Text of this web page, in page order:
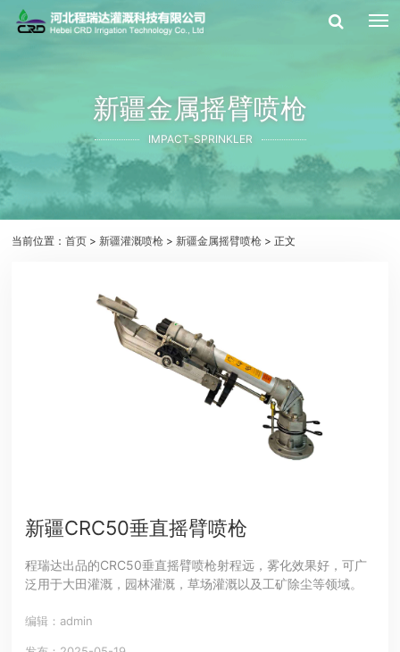
新疆金属摇臂喷枪
IMPACT-SPRINKLER
当前位置：首页 > 新疆灌溉喷枪 > 新疆金属摇臂喷枪 > 正文
新疆CRC50垂直摇臂喷枪
程瑞达出品的CRC50垂直摇臂喷枪射程远，雾化效果好，可广
泛用于大田灌溉，园林灌溉，草场灌溉以及工矿除尘等领域。
编辑：admin